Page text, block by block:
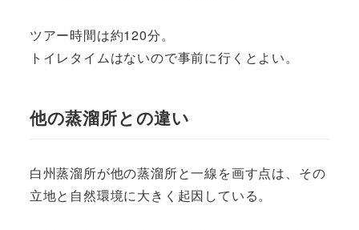
ツアー時間は約120分。
トイレタイムはないので事前に行くとよい。
他の蒸溜所との違い
白州蒸溜所が他の蒸溜所と一線を画す点は、その
立地と自然環境に大きく起因している。